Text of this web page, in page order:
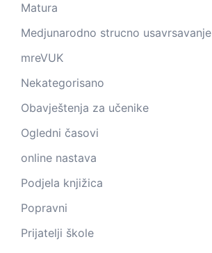
Matura
Medjunarodno strucno usavrsavanje
mreVUK
Nekategorisano
Obavještenja za učenike
Ogledni časovi
online nastava
Podjela knjižica
Popravni
Prijatelji škole